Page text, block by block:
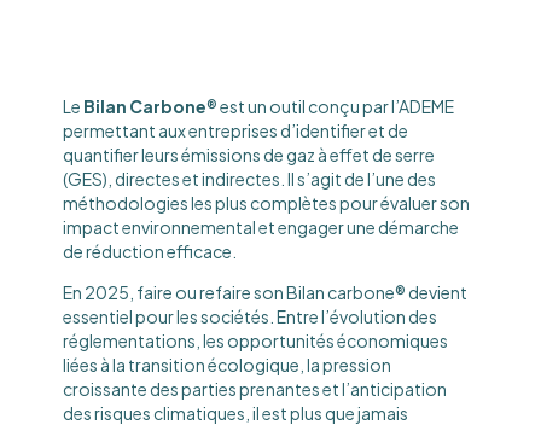
Le Bilan Carbone® est un outil conçu par l’ADEME
permettant aux entreprises d’identifier et de
quantifier leurs émissions de gaz à effet de serre
(GES), directes et indirectes. Il s’agit de l’une des
méthodologies les plus complètes pour évaluer son
impact environnemental et engager une démarche
de réduction efficace.
En 2025, faire ou refaire son Bilan carbone® devient
essentiel pour les sociétés. Entre l’évolution des
réglementations, les opportunités économiques
liées à la transition écologique, la pression
croissante des parties prenantes et l’anticipation
des risques climatiques, il est plus que jamais